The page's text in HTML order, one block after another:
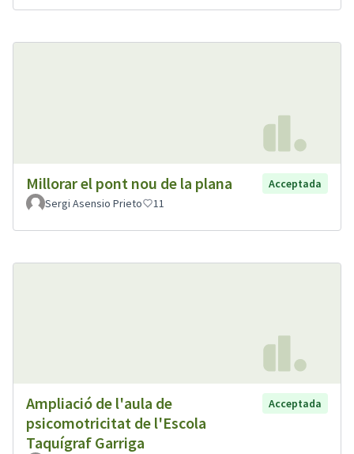
Millorar el pont nou de la plana
Acceptada
Sergi Asensio Prieto
11
Ampliació de l'aula de
psicomotricitat de l'Escola
Taquígraf Garriga
Acceptada